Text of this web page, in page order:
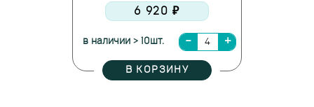
6 920 ₽
в наличии > 10шт.
В КОРЗИНУ